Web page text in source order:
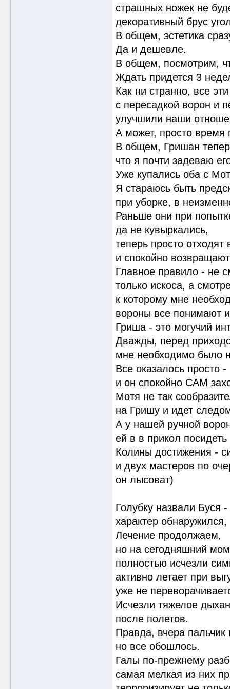
страшных ножек не
декоративный брус
В общем, эстетика
Да и дешевле.
В общем, посмотрим,
Ждать придется 3
Как ни странно, все
с пересадкой ворон и
улучшили наши
А может, просто
В общем, Гришан
что я почти задеваю
Уже купались оба с
Я стараюсь быть
при уборке, в
Раньше они при
да не кувыркались,
теперь просто отходят
и спокойно
Главное правило - не
только искоса, а
к которому мне
вороны все понимают
Гриша - это могучий
Дважды, перед
мне необходимо было
Все оказалось просто
и он спокойно САМ
Мотя не так
на Гришу и идет
А у нашей ручной
ей в в прикол посидеть
Колины достижения -
и двух мастеров по
он лысоват)
Голубку назвали Буся
характер
Лечение продолжаем,
но на сегодняшний
полностью исчезли
активно летает при
уже не
Исчезли тяжелое
после полетов.
Правда, вчера пальчик
но все обошлось.
Галы по-прежнему
самая мелкая из них